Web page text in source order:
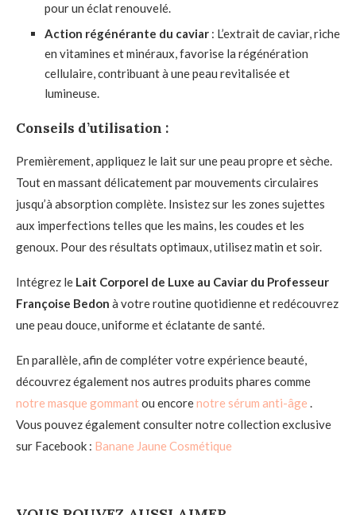
pour un éclat renouvelé.
Action régénérante du caviar : L’extrait de caviar, riche
en vitamines et minéraux, favorise la régénération
cellulaire, contribuant à une peau revitalisée et
lumineuse.
Conseils d’utilisation :
Premièrement, appliquez le lait sur une peau propre et sèche.
Tout en massant délicatement par mouvements circulaires
jusqu’à absorption complète. Insistez sur les zones sujettes
aux imperfections telles que les mains, les coudes et les
genoux. Pour des résultats optimaux, utilisez matin et soir.
Intégrez le Lait Corporel de Luxe au Caviar du Professeur
Françoise Bedon à votre routine quotidienne et redécouvrez
une peau douce, uniforme et éclatante de santé.
En parallèle, afin de compléter votre expérience beauté,
découvrez également nos autres produits phares comme
notre masque gommantou encorenotre sérum anti-âge .
Vous pouvez également consulter notre collection exclusive
sur Facebook : Banane Jaune Cosmétique